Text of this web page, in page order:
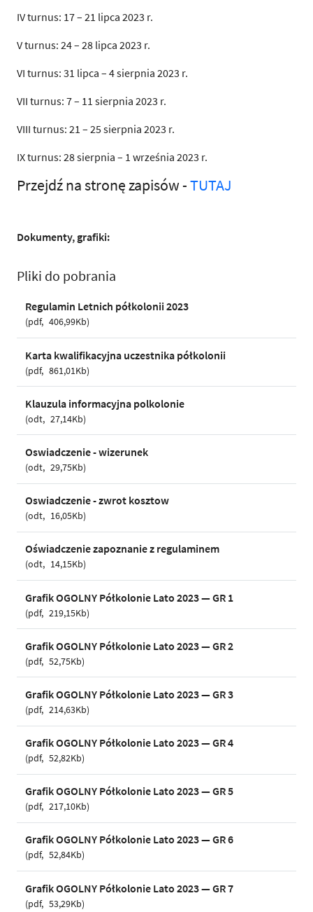
IV turnus: 17 – 21 lipca 2023 r.
V turnus: 24 – 28 lipca 2023 r.
VI turnus: 31 lipca – 4 sierpnia 2023 r.
VII turnus: 7 – 11 sierpnia 2023 r.
VIII turnus: 21 – 25 sierpnia 2023 r.
IX turnus: 28 sierpnia – 1 września 2023 r.
Przejdź na stronę zapisów -TUTAJ
Dokumenty, grafiki:
Pliki do pobrania
Regulamin Letnich półkolonii 2023
pdf 406,99Kb
Karta kwalifikacyjna uczestnika półkolonii
pdf 861,01Kb
Klauzula informacyjna polkolonie
odt 27,14Kb
Oswiadczenie - wizerunek
odt 29,75Kb
Oswiadczenie - zwrot kosztow
odt 16,05Kb
Oświadczenie zapoznanie z regulaminem
odt 14,15Kb
Grafik OGOLNY Półkolonie Lato 2023 — GR 1
pdf 219,15Kb
Grafik OGOLNY Półkolonie Lato 2023 — GR 2
pdf 52,75Kb
Grafik OGOLNY Półkolonie Lato 2023 — GR 3
pdf 214,63Kb
Grafik OGOLNY Półkolonie Lato 2023 — GR 4
pdf 52,82Kb
Grafik OGOLNY Półkolonie Lato 2023 — GR 5
pdf 217,10Kb
Grafik OGOLNY Półkolonie Lato 2023 — GR 6
pdf 52,84Kb
Grafik OGOLNY Półkolonie Lato 2023 — GR 7
pdf 53,29Kb